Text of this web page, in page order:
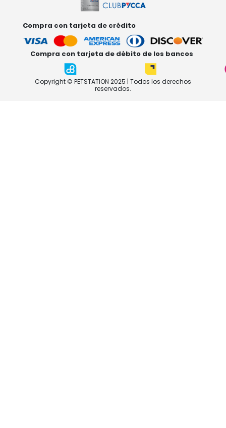
Compra con tarjeta de crédito
Compra con tarjeta de débito de los bancos
Copyright © PETSTATION 2025 | Todos los derechos
reservados.